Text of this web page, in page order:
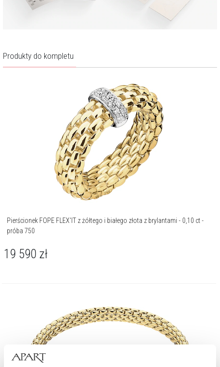
Produkty do kompletu
Pierścionek FOPE FLEX'IT z żółtego i białego złota z brylantami - 0,10 ct -
próba 750
19 590 zł